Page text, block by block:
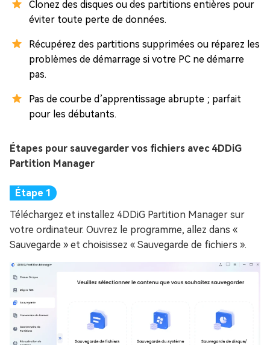
Clonez des disques ou des partitions entières pour
éviter toute perte de données.
Récupérez des partitions supprimées ou réparez les
problèmes de démarrage si votre PC ne démarre
pas.
Pas de courbe d’apprentissage abrupte ; parfait
pour les débutants.
Étapes pour sauvegarder vos fichiers avec 4DDiG
Partition Manager
Téléchargez et installez 4DDiG Partition Manager sur
votre ordinateur. Ouvrez le programme, allez dans «
Sauvegarde » et choisissez « Sauvegarde de fichiers ».